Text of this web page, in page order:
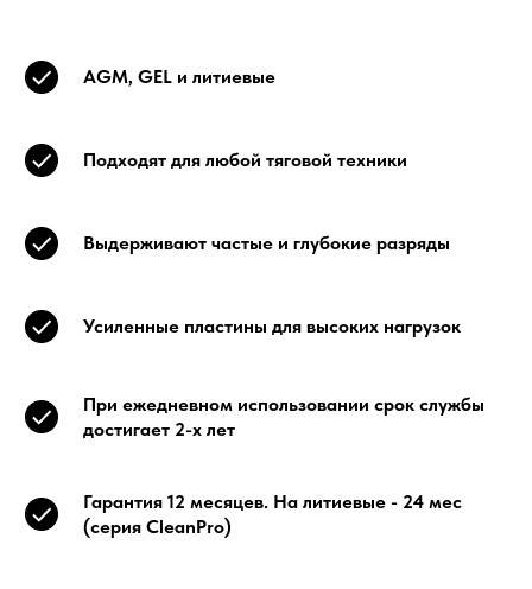
AGM, GEL и литиевые
Подходят для любой тяговой техники
Выдерживают частые и глубокие разряды
Усиленные пластины для высоких нагрузок
При ежедневном использовании срок службы
достигает 2-х лет
Гарантия 12 месяцев. На литиевые - 24 мес
(серия CleanPro)